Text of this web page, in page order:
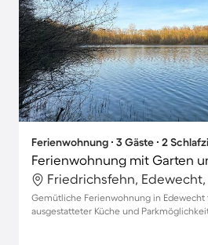
Ferienwohnung ∙ 3 Gäste ∙ 2
Ferienwohnung mit Garten
Friedrichsfehn,
Gemütliche Ferienwohnung in Edewecht
ausgestatteter Küche und